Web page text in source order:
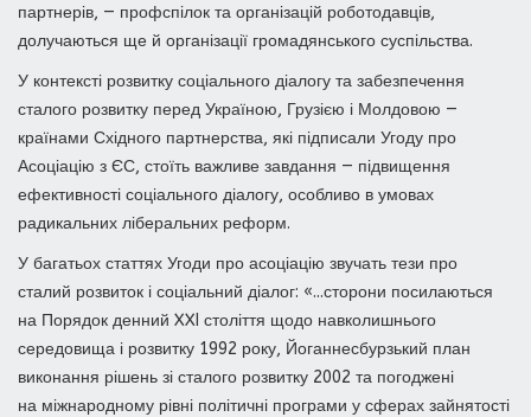
партнерів, — профспілок та організацій роботодавців,
долучаються ще й організації громадянського суспільства.
У контексті розвитку соціального діалогу та забезпечення
сталого розвитку перед Україною, Грузією і Молдовою —
країнами Східного партнерства, які підписали Угоду про
Асоціацію з ЄС, стоїть важливе завдання — підвищення
ефективності соціального діалогу, особливо в умовах
радикальних ліберальних реформ.
У багатьох статтях Угоди про асоціацію звучать тези про
сталий розвиток і соціальний діалог: «...сторони посилаються
на Порядок денний XXI століття щодо навколишнього
середовища і розвитку 1992 року, Йоганнесбурзький план
виконання рішень зі сталого розвитку 2002 та погоджені
на міжнародному рівні політичні програми у сферах зайнятості